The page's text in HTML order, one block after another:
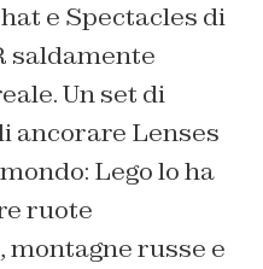
e Spectacles di
saldamente
Un set di
ancorare Lenses
Lego lo ha
ruote
russe e